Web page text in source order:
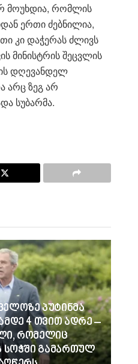
მოუხდია, რომლის
ერთი ძებნილია,
კი დაჭერას ძლივს
მინისტრის შეცვლის
დღევანდელ
არც ზეგ არ
სუბარმა.
პუტინმა
4 თვით ადრე –
რომელიც
სოჭში გამართულ